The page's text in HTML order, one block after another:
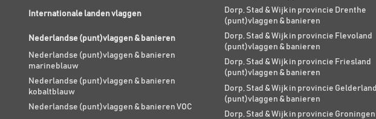
Internationale landen vlaggen
Nederlandse (punt)vlaggen & banieren
Nederlandse (punt)vlaggen & banieren
marineblauw
Nederlandse (punt)vlaggen & banieren
kobaltblauw
Nederlandse (punt)vlaggen & banieren VOC
Dorp, Stad & Wijk in provincie Drenthe
(punt)vlaggen & banieren
Dorp, Stad & Wijk in provincie Flevoland
(punt)vlaggen & banieren
Dorp, Stad & Wijk in provincie Friesland
(punt)vlaggen & banieren
Dorp, Stad & Wijk in provincie Gelderland
(punt)vlaggen & banieren
Dorp, Stad & Wijk in provincie Groningen